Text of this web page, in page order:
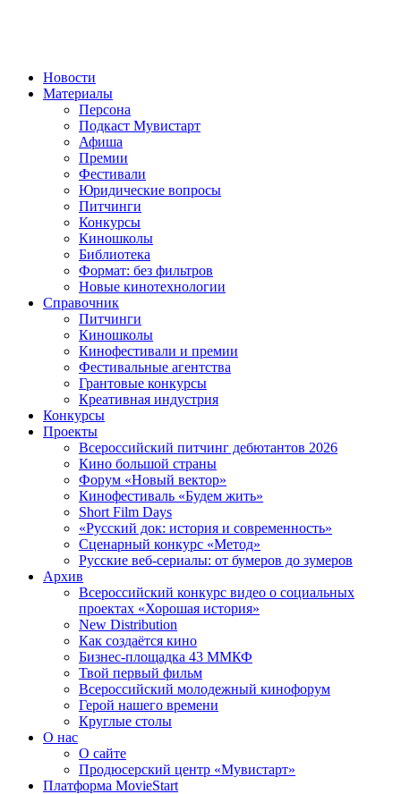
Новости
Материалы
Персона
Подкаст Мувистарт
Афиша
Премии
Фестивали
Юридические вопросы
Питчинги
Конкурсы
Киношколы
Библиотека
Формат: без фильтров
Новые кинотехнологии
Справочник
Питчинги
Киношколы
Кинофестивали и премии
Фестивальные агентства
Грантовые конкурсы
Креативная индустрия
Конкурсы
Проекты
Всероссийский питчинг дебютантов 2026
Кино большой страны
Форум «Новый вектор»
Кинофестиваль «Будем жить»
Short Film Days
«Русский док: история и современность»
Сценарный конкурс «Метод»
Русские веб-сериалы: от бумеров до зумеров
Архив
Всероссийский конкурс видео о социальных
проектах «Хорошая история»
New Distribution
Как создаётся кино
Бизнес-площадка 43 ММКФ
Твой первый фильм
Всероссийский молодежный кинофорум
Герой нашего времени
Круглые столы
О нас
О сайте
Продюсерский центр «Мувистарт»
Платформа MovieStart